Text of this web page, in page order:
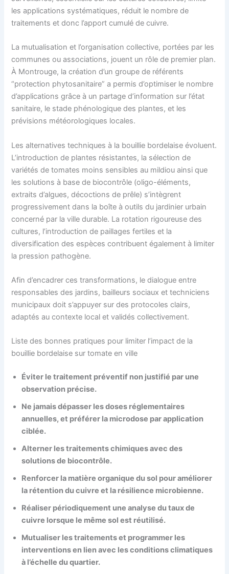
les applications systématiques, réduit le nombre de
traitements et donc l’apport cumulé de cuivre.
La mutualisation et l’organisation collective, portées par les
communes ou associations, jouent un rôle de premier plan.
À Montrouge, la création d’un groupe de référents
“protection phytosanitaire” a permis d’optimiser le nombre
d’applications grâce à un partage d’information sur l’état
sanitaire, le stade phénologique des plantes, et les
prévisions météorologiques locales.
Les alternatives techniques à la bouillie bordelaise évoluent.
L’introduction de plantes résistantes, la sélection de
variétés de tomates moins sensibles au mildiou ainsi que
les solutions à base de biocontrôle (oligo-éléments,
extraits d’algues, décoctions de prêle) s’intègrent
progressivement dans la boîte à outils du jardinier urbain
concerné par la ville durable. La rotation rigoureuse des
cultures, l’introduction de paillages fertiles et la
diversification des espèces contribuent également à limiter
la pression pathogène.
Afin d’encadrer ces transformations, le dialogue entre
responsables des jardins, bailleurs sociaux et techniciens
municipaux doit s’appuyer sur des protocoles clairs,
adaptés au contexte local et validés collectivement.
Liste des bonnes pratiques pour limiter l’impact de la
bouillie bordelaise sur tomate en ville
Éviter le traitement préventif non justifié par une
observation précise.
Ne jamais dépasser les doses réglementaires
annuelles, et préférer la microdose par application
ciblée.
Alterner les traitements chimiques avec des
solutions de biocontrôle.
Renforcer la matière organique du sol pour améliorer
la rétention du cuivre et la résilience microbienne.
Réaliser périodiquement une analyse du taux de
cuivre lorsque le même sol est réutilisé.
Mutualiser les traitements et programmer les
interventions en lien avec les conditions climatiques
à l’échelle du quartier.